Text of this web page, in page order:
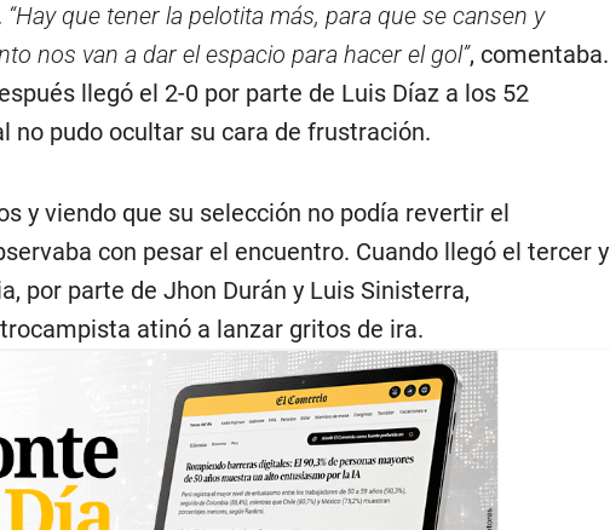
“Hay que tener la pelotita más, para que se cansen y
nos van a dar el espacio para hacer el gol”, comentaba.
llegó el 2-0 por parte de Luis Díaz a los 52
no pudo ocultar su cara de frustración.
y viendo que su selección no podía revertir el
con pesar el encuentro. Cuando llegó el tercer y
por parte de Jhon Durán y Luis Sinisterra,
atinó a lanzar gritos de ira.